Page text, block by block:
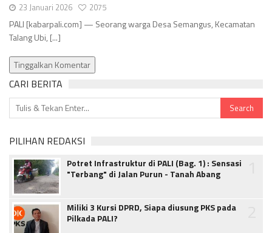
23 Januari 2026 2075
PALI [kabarpali.com] — Seorang warga Desa Semangus, Kecamatan
Talang Ubi, [...]
Tinggalkan Komentar
CARI BERITA
PILIHAN REDAKSI
Potret Infrastruktur di PALI (Bag. 1) : Sensasi
"Terbang" di Jalan Purun - Tanah Abang
Miliki 3 Kursi DPRD, Siapa diusung PKS pada
Pilkada PALI?